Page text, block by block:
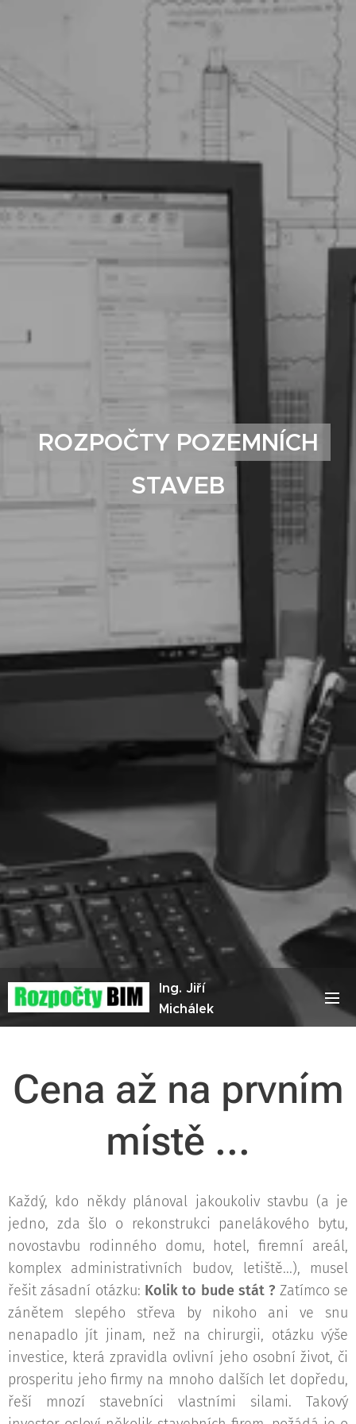
Ing. Jiří
Michálek
ROZPOČTY POZEMNÍCH
STAVEB
Cena až na prvním
místě ...
Každý, kdo někdy plánoval jakoukoliv stavbu (a je
jedno, zda šlo o rekonstrukci panelákového bytu,
novostavbu rodinného domu, hotel, firemní areál,
komplex administrativních budov, letiště...), musel
řešit zásadní otázku: Kolik to bude stát ? Zatímco se
zánětem slepého střeva by nikoho ani ve snu
nenapadlo jít jinam, než na chirurgii, otázku výše
investice, která zpravidla ovlivní jeho osobní život, či
prosperitu jeho firmy na mnoho dalších let dopředu,
řeší mnozí stavebníci vlastními silami. Takový